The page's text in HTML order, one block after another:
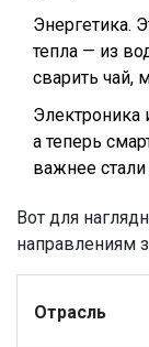
Энергетика.
тепла — из
сварить чай,
Электроника
а теперь
важнее стали
Вот для
направлениям
Отрасль